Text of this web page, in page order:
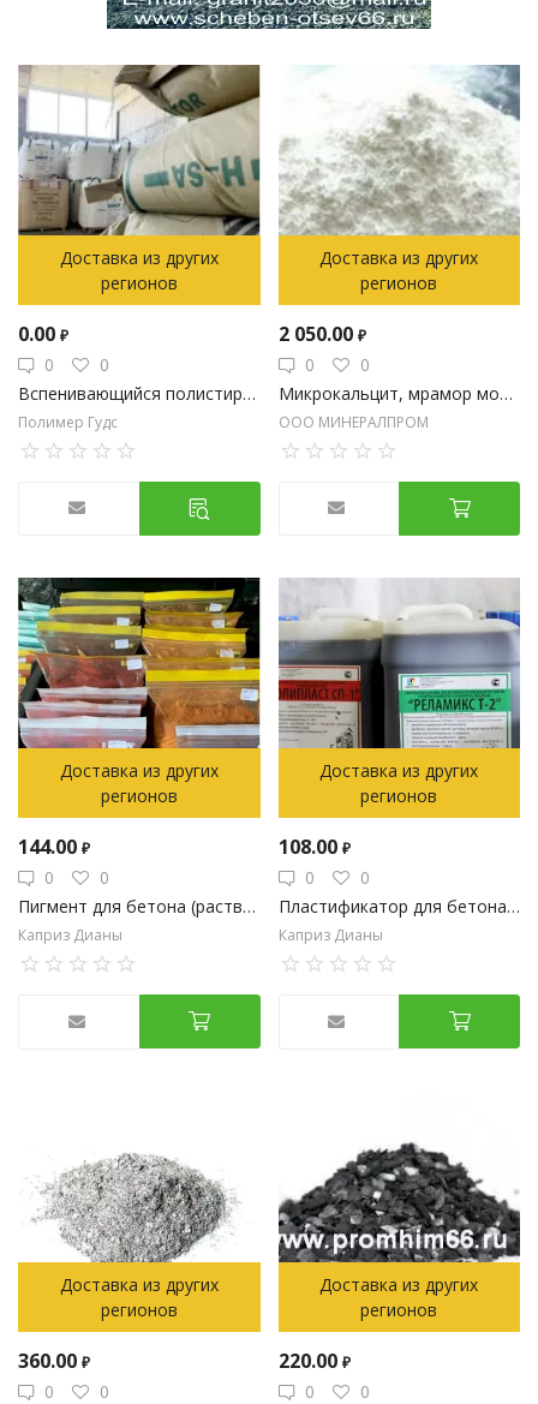
Доставка из других
регионов
0.00 ₽
0
0
Вспенивающийся полистирол
Полимер Гудс
Доставка из других
регионов
2 050.00 ₽
0
0
Микрокальцит, мрамор молотый
ООО МИНЕРАЛПРОМ
Доставка из других
регионов
144.00 ₽
0
0
Пигмент для бетона (раствора, гипса).
Каприз Дианы
Доставка из других
регионов
108.00 ₽
0
0
Пластификатор для бетона (раствора, гипса)
Каприз Дианы
Доставка из других
регионов
360.00 ₽
0
0
Доставка из других
регионов
220.00 ₽
0
0